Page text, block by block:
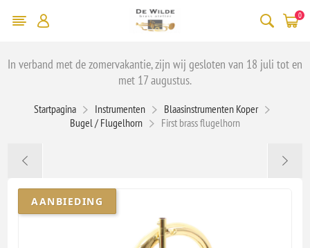
0
In verband met de zomervakantie, zijn wij gesloten van 18 juli tot en
met 17 augustus.
Startpagina Instrumenten
Blaasinstrumenten Koper
Bugel / Flugelhorn
First brass flugelhorn
AANBIEDING